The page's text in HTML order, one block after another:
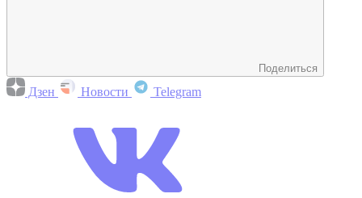
Поделиться
Дзен Новости Telegram